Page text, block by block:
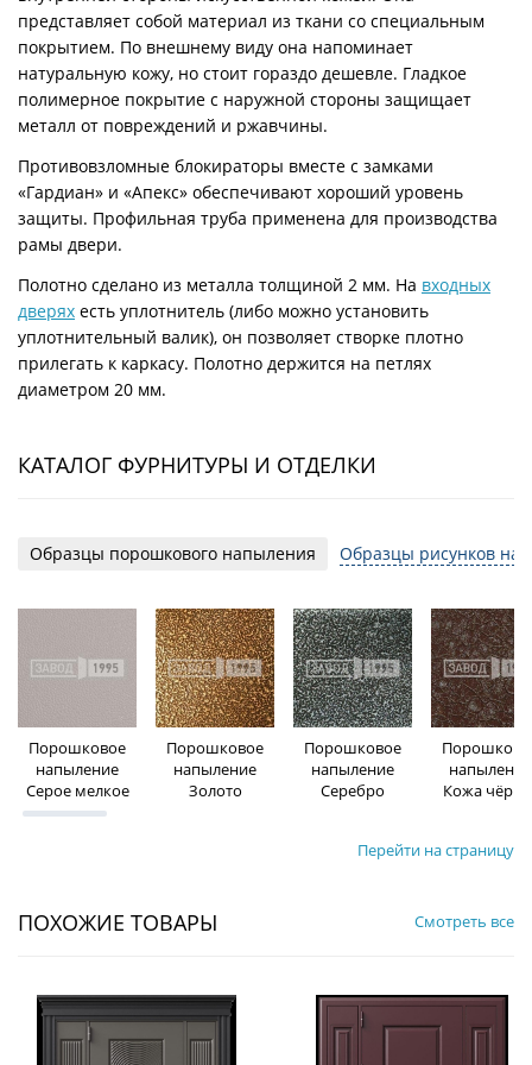
представляет собой материал из ткани со специальным
покрытием. По внешнему виду она напоминает
натуральную кожу, но стоит гораздо дешевле. Гладкое
полимерное покрытие с наружной стороны защищает
металл от повреждений и ржавчины.
Противовзломные блокираторы вместе с замками
«Гардиан» и «Апекс» обеспечивают хороший уровень
защиты. Профильная труба применена для производства
рамы двери.
Полотно сделано из металла толщиной 2 мм. На входных
дверях есть уплотнитель (либо можно установить
уплотнительный валик), он позволяет створке плотно
прилегать к каркасу. Полотно держится на петлях
диаметром 20 мм.
КАТАЛОГ ФУРНИТУРЫ И ОТДЕЛКИ
Образцы порошкового напыления Образцы рисунков на
Порошковое
напыление
Серое мелкое
Порошковое
напыление
Золото
Порошковое
напыление
Серебро
напыление
Кожа
Перейти на страницу
ПОХОЖИЕ ТОВАРЫ Смотреть все